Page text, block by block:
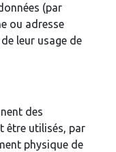
(par
ou adresse
leur usage de
des
être utilisés, par
physique de